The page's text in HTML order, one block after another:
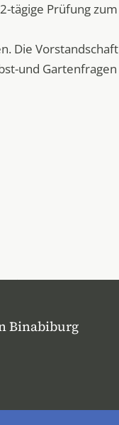
tägige Prüfung zum
Die
und
Binabiburg